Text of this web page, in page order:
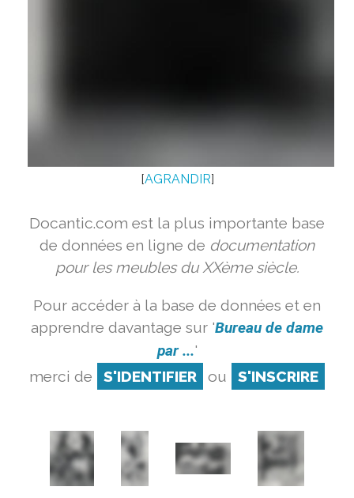
[AGRANDIR]
Docantic.com est la plus importante base
de données en ligne de documentation
pour les meubles du XXème siècle.
Pour accéder à la base de données et en
apprendre davantage sur 'Bureau de dame
par ...'
merci de
S'IDENTIFIER ou S'INSCRIRE